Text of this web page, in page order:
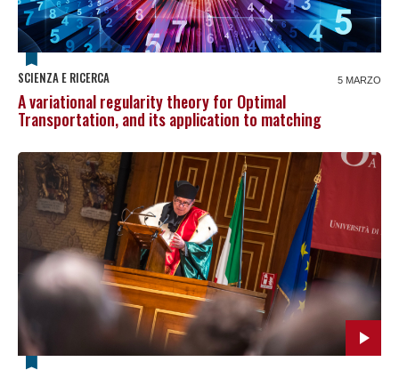
SCIENZA E RICERCA 5 MARZO
A variational regularity theory for Optimal
Transportation, and its application to matching